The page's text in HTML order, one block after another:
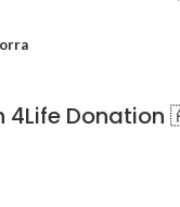
4Life